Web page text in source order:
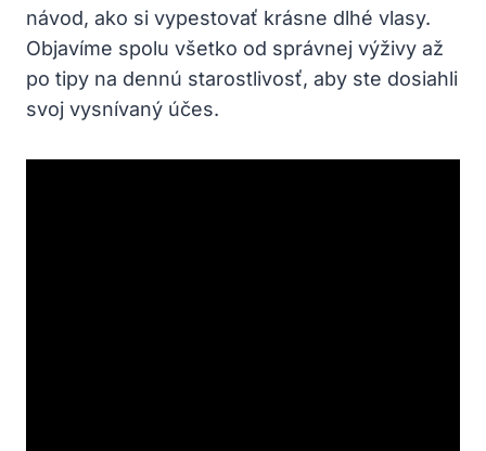
návod, ako ⁤si ‌vypestovať krásne ‌dlhé vlasy.
⁣Objavíme spolu všetko ‍od​ správnej výživy až
‌po tipy‍ na dennú starostlivosť, aby ste dosiahli
svoj‍ vysnívaný účes.